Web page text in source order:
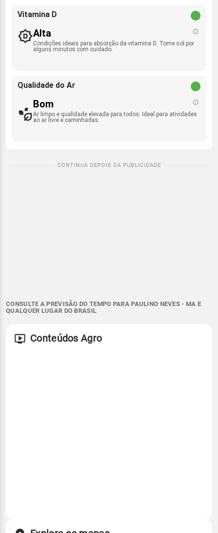
Vitamina D
Alta
Condições ideais para absorção da vitamina D. Tome sol por
alguns minutos com cuidado.
Qualidade do Ar
Bom
Ar limpo e qualidade elevada para todos. Ideal para atividades
ao ar livre e caminhadas.
CONSULTE A PREVISÃO DO TEMPO PARA PAULINO NEVES - MA E
QUALQUER LUGAR DO BRASIL
Conteúdos Agro